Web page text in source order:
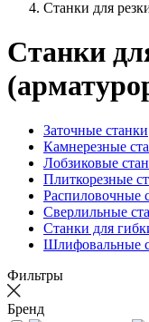
Станки для
Станки
Заточные станки
Камнерезные
Лобзиковые
Плиткорезные
Распиловочные
Сверлильные
Станки для
Шлифовальные
Фильтры
Бренд